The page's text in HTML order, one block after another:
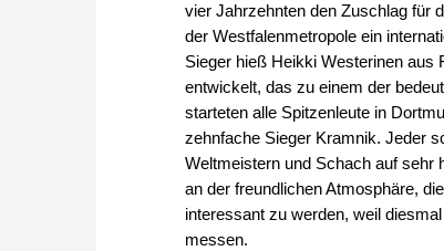
vier Jahrzehnten den Zuschlag für
der Westfalenmetropole ein
Sieger hieß Heikki Westerinen aus
entwickelt, das zu einem der
starteten alle Spitzenleute in
zehnfache Sieger Kramnik. Jeder
Weltmeistern und Schach auf sehr
an der freundlichen Atmosphäre,
interessant zu werden, weil
messen.